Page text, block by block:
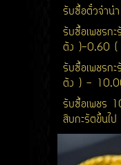
รับซื้อตั๋วจำนำ
รับซื้อเพชรก
ตัง )-0.60
รับซื้อเพชรก
ตัง ) -
รับซื้อเพชร
สิบกะรัตขึ้นไ